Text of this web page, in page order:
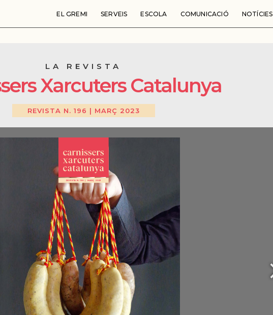
EL GREMI SERVEIS ESCOLA COMUNICACIÓ NOTÍCIES
LA REVISTA
Xarcuters Catalunya
REVISTA N. 196 | MARÇ 2023